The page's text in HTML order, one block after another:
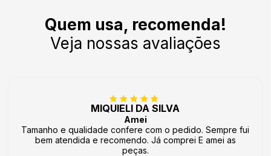
Quem usa, recomenda!
Veja nossas avaliações
MIQUIELI DA SILVA
Amei
Tamanho e qualidade confere com o pedido. Sempre fui
bem atendida e recomendo. Já comprei E amei as
peças.